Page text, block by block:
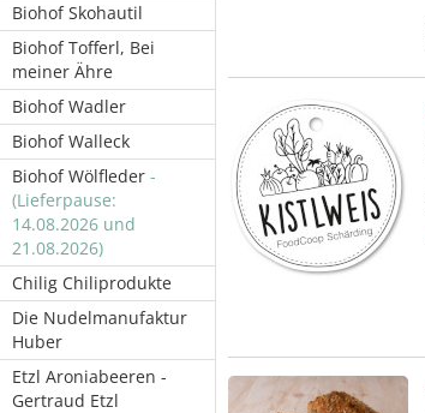
Biohof Skohautil
Biohof Tofferl, Bei
meiner Ähre
Biohof Wadler
Biohof Walleck
Biohof Wölfleder -
(Lieferpause:
14.08.2026 und
21.08.2026)
Chilig Chiliprodukte
Die Nudelmanufaktur
Huber
Etzl Aroniabeeren -
Gertraud Etzl